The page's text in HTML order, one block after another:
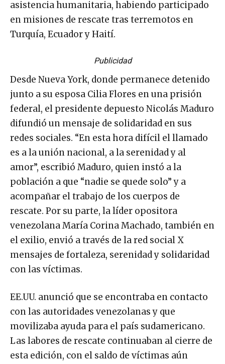
asistencia humanitaria, habiendo participado
en misiones de rescate tras terremotos en
Turquía, Ecuador y Haití.
Publicidad
Desde Nueva York, donde permanece detenido
junto a su esposa Cilia Flores en una prisión
federal, el presidente depuesto Nicolás Maduro
difundió un mensaje de solidaridad en sus
redes sociales. “En esta hora difícil el llamado
es a la unión nacional, a la serenidad y al
amor”, escribió Maduro, quien instó a la
población a que “nadie se quede solo” y a
acompañar el trabajo de los cuerpos de
rescate. Por su parte, la líder opositora
venezolana María Corina Machado, también en
el exilio, envió a través de la red social X
mensajes de fortaleza, serenidad y solidaridad
con las víctimas.
EE.UU. anunció que se encontraba en contacto
con las autoridades venezolanas y que
movilizaba ayuda para el país sudamericano.
Las labores de rescate continuaban al cierre de
esta edición, con el saldo de víctimas aún